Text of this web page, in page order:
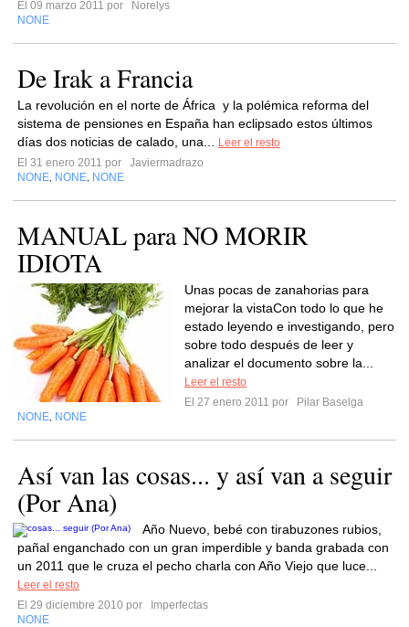
El 09 marzo 2011 por
Norelys
NONE
De Irak a Francia
La revolución en el norte de África y la polémica reforma del
sistema de pensiones en España han eclipsado estos últimos
días dos noticias de calado, una...
Leer el resto
El 31 enero 2011 por
Javiermadrazo
NONE NONE NONE
MANUAL para NO MORIR
IDIOTA
Unas pocas de zanahorias para
mejorar la vistaCon todo lo que he
estado leyendo e investigando, pero
sobre todo después de leer y
analizar el documento sobre la...
Leer el resto
El 27 enero 2011 por
Pilar Baselga
NONE NONE
Así van las cosas... y así van a seguir
(Por Ana)
Año Nuevo, bebé con tirabuzones rubios,
pañal enganchado con un gran imperdible y banda grabada con
un 2011 que le cruza el pecho charla con Año Viejo que luce...
Leer el resto
El 29 diciembre 2010 por
Imperfectas
NONE